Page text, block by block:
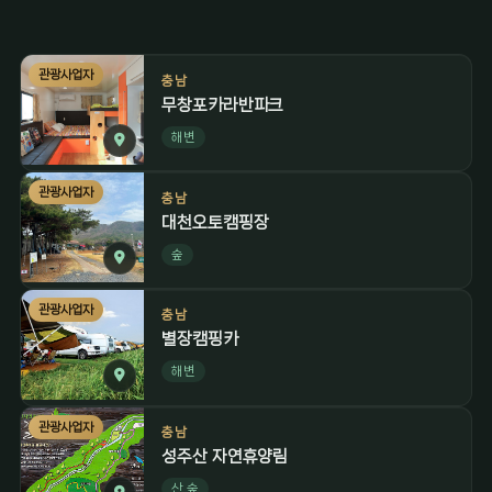
관광사업자 충남
무창포카라반파크
해변
관광사업자 충남
대천오토캠핑장
숲
관광사업자 충남
별장캠핑카
해변
관광사업자 충남
성주산 자연휴양림
산,숲